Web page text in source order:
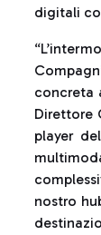
digitali
concreta
Direttore
player
nostro